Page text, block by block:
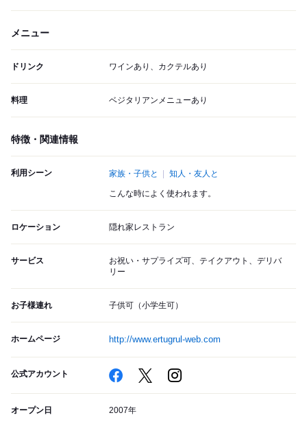
メニュー
ドリンク ワインあり、カクテルあり
料理 ベジタリアンメニューあり
特徴・関連情報
利用シーン 家族・子供と 知人・友人と
こんな時によく使われます。
ロケーション 隠れ家レストラン
サービス
お祝い・サプライズ可、テイクアウト、デリバ
リー
お子様連れ 子供可（小学生可）
ホームページ http://www.ertugrul-web.com
公式アカウント
オープン日 2007年